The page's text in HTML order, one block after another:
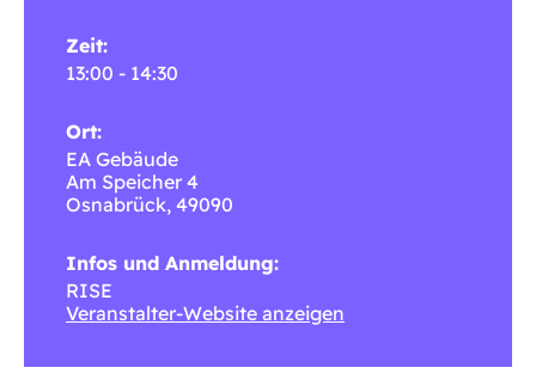
Zeit:
13:00 - 14:30
Ort:
EA Gebäude
Am Speicher 4
Osnabrück, 49090
Infos und Anmeldung:
RISE
Veranstalter-Website anzeigen